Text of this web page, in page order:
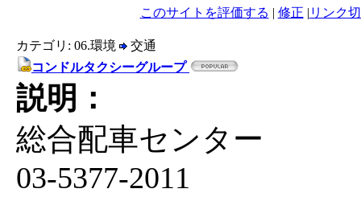
このサイトを評価する | 修正 | リンク
カテゴリ: 06.環境
交通
コンドルタクシーグループ
説明：
総合配車センター
03-5377-2011